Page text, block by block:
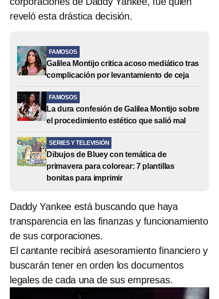
reveló esta drástica decisión.
FAMOSOS
Galilea Montijo critica acoso mediático tras
complicación por levantamiento de ceja
FAMOSOS
La dura confesión de Galilea Montijo sobre
el procedimiento estético que salió mal
SERIES Y TELEVISIÓN
Dibujos de Bluey con temática de
primavera para colorear: 7 plantillas
bonitas para imprimir
Daddy Yankee está buscando que haya
transparencia en las finanzas y funcionamiento
de sus corporaciones.
El cantante recibirá asesoramiento financiero y
buscarán tener en orden los documentos
legales de cada una de sus empresas.